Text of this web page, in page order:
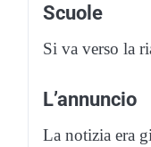
Scuole
Si va verso la
L’annuncio
La notizia era